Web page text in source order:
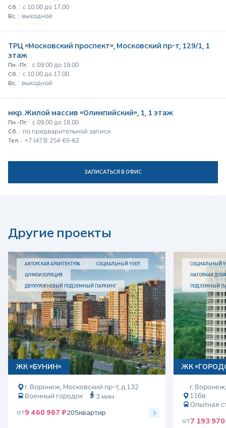
Сб. : с 10.00 до 17.00
Вс. : выходной
ТРЦ «Московский проспект», Московский пр-т, 129/1, 1
этаж
Пн.-Пт. : с 09.00 до 19.00
Сб. : с 10.00 до 17.00
Вс. : выходной
мкр. Жилой массив «Олимпийский», 1, 1 этаж
Пн.-Пт. : с 09.00 до 18.00
Сб. : по предварительной записи
Тел. : +7 (473) 254-65-62
ЗАПИСАТЬСЯ В ОФИС
Другие проекты
АВТОРСКАЯ АРХИТЕКТУРА СОЦИАЛЬНЫЙ УЗЕЛ
ШУМОИЗОЛЯЦИЯ
ДВУХУРОВНЕВЫЙ ПОДЗЕМНЫЙ ПАРКИНГ
ЖК «БУНИН»
г. Воронеж, Московский пр-т, д.132
Военный городок
3 мин
от9 460 967 ₽205квартир
СОЦИАЛЬНЫЙ
НАГОРНАЯ
ПОДЗЕМНЫЙ
ЖК
г.
116в
Опытная
от7 193